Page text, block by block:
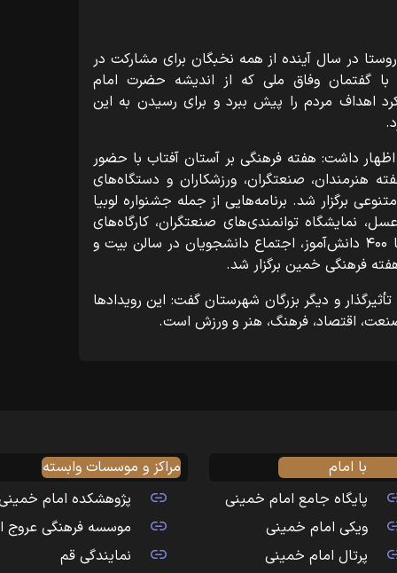
روستا در سال آینده از همه نخبگان برای مشارکت در
گفتمان وفاق ملی که از اندیشه حضرت امام
اهداف مردم را پیش ببرد و برای رسیدن به این
داشت: هفته فرهنگی بر آستان آفتاب با حضور
هنرمندان، صنعتگران، ورزشکاران و دستگاه‌های
برگزار شد. برنامه‌هایی از جمله جشنواره لوبیا
نمایشگاه توانمندی‌های صنعتگران، کارگاه‌های
کانون پرورش فکری با حضور روزانه ۳۰۰ تا ۴۰۰ دانش‌آموز، اجتماع دانشجویان در سالن بیت و
فرهنگی خمین برگزار شد.
و دیگر بزرگان شهرستان گفت: این رویدادها
اقتصاد، فرهنگ، هنر و ورزش است.
با امام
پایگاه جامع امام خمینی
ویکی امام خمینی
پرتال امام خمینی
مراکز و موسسات وابسته
پژوهشکده امام
موسسه فرهنگی عروج
نمایندگی قم